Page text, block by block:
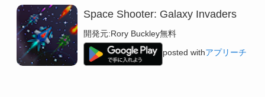
Space Shooter: Galaxy Invaders
開発元:Rory Buckley無料
posted withアプリーチ